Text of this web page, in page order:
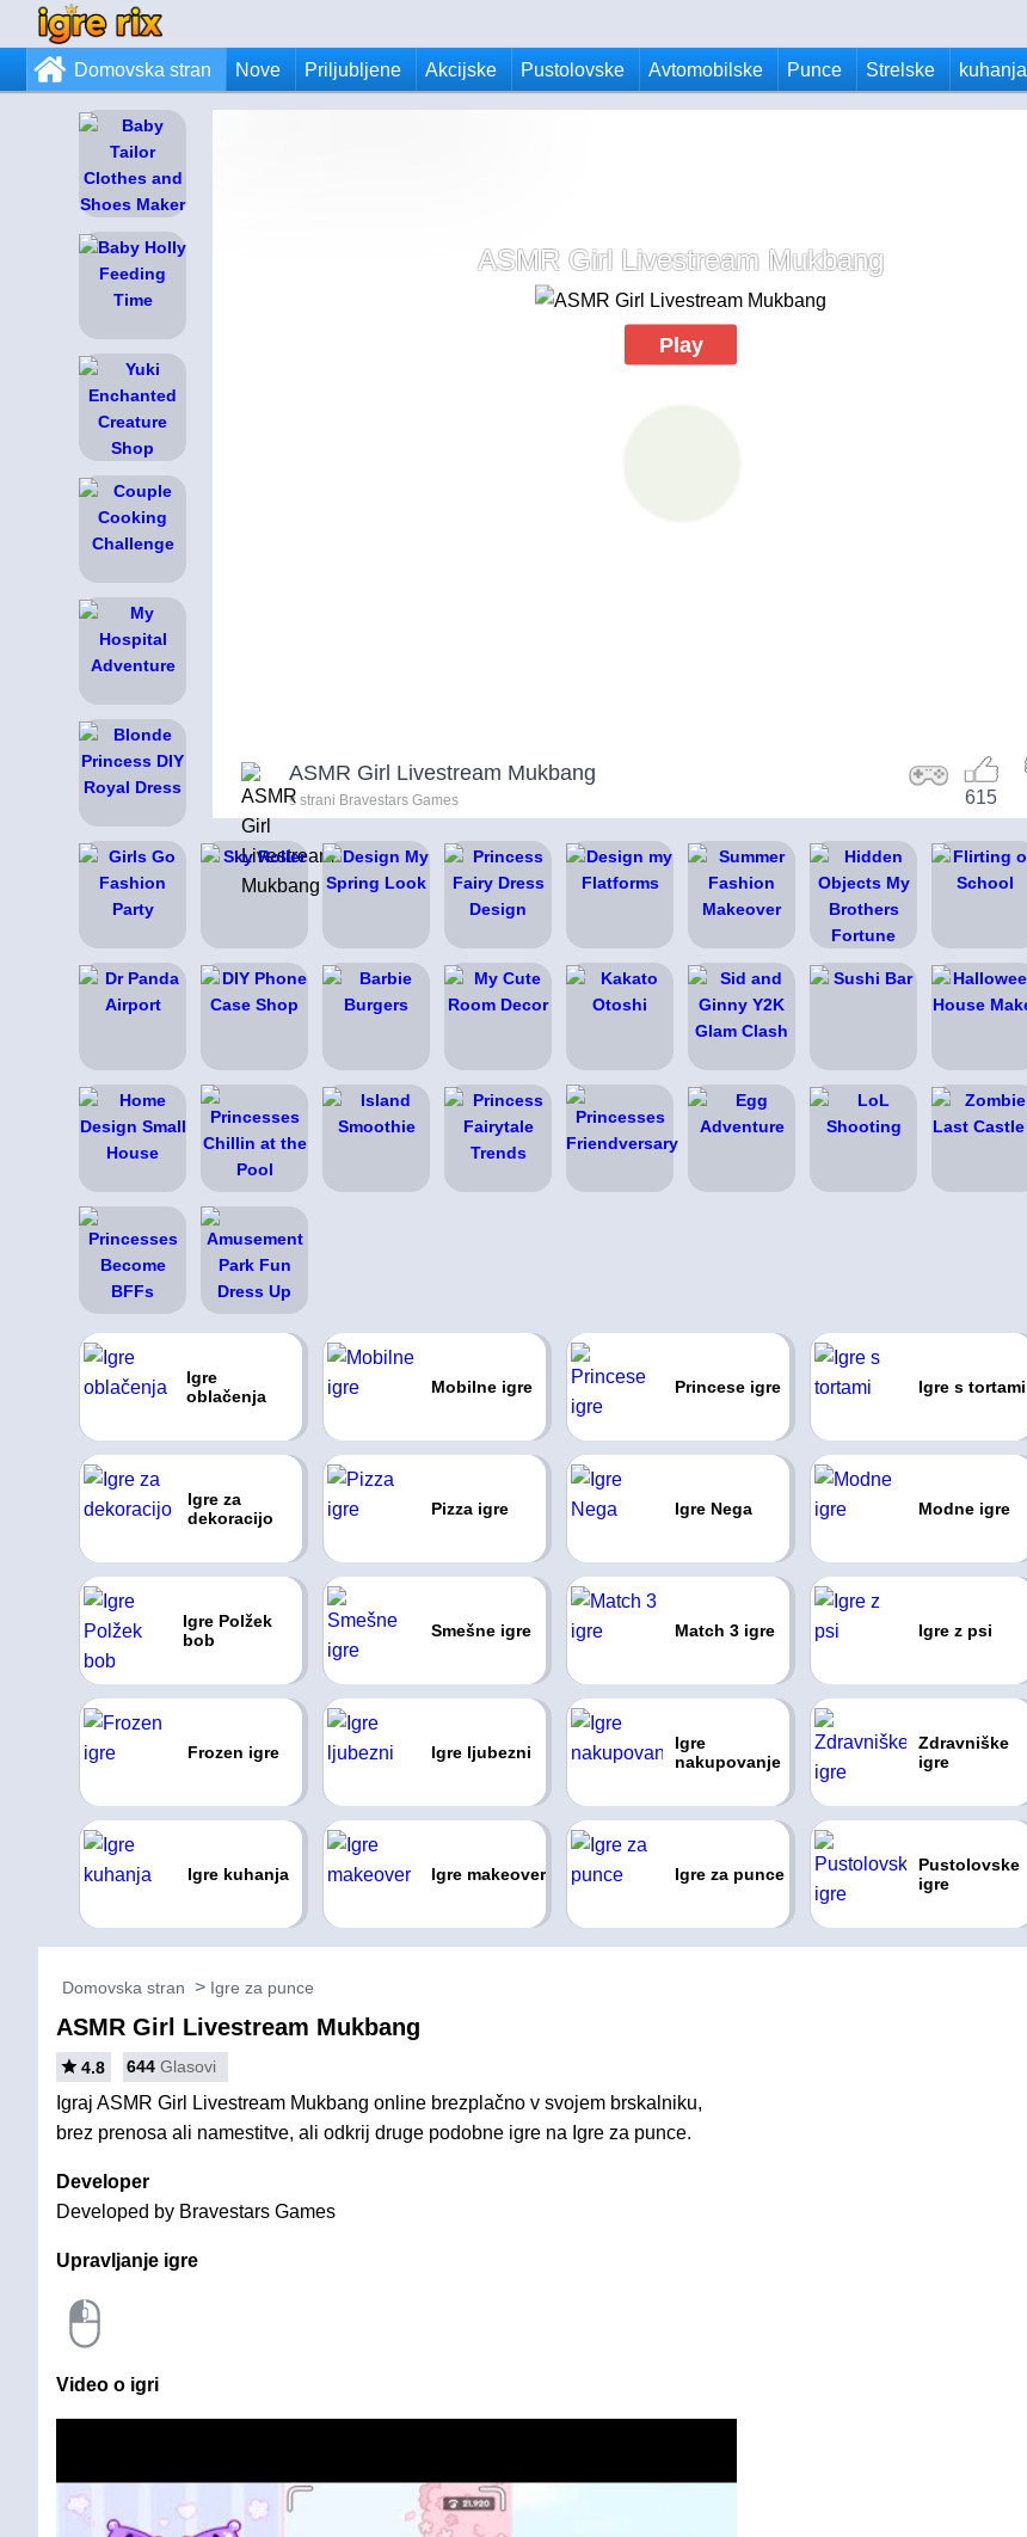
Domovska stran Nove Priljubljene Akcijske Pustolovske Avtomobilske Punce Strelske kuhanja
ASMR Girl Livestream Mukbang
Play
ASMR Girl Livestream Mukbang
s strani Bravestars Games 615
Igre
oblačenja
Mobilne igre Princese igre Igre s tortami
Igre za
dekoracijo
Pizza igre Igre Nega Modne igre
Igre Polžek
bob
Smešne igre Match 3 igre Igre z psi
Frozen igre Igre ljubezni
Igre
nakupovanje
Zdravniške
igre
Igre kuhanja Igre makeover Igre za punce
Pustolovske
igre
Domovska stran Igre za punce
ASMR Girl Livestream Mukbang
4.8 644 Glasovi
Igraj ASMR Girl Livestream Mukbang online brezplačno v svojem brskalniku,
brez prenosa ali namestitve, ali odkrij druge podobne igre na Igre za punce.
Developer
Developed by Bravestars Games
Upravljanje igre
Video o igri